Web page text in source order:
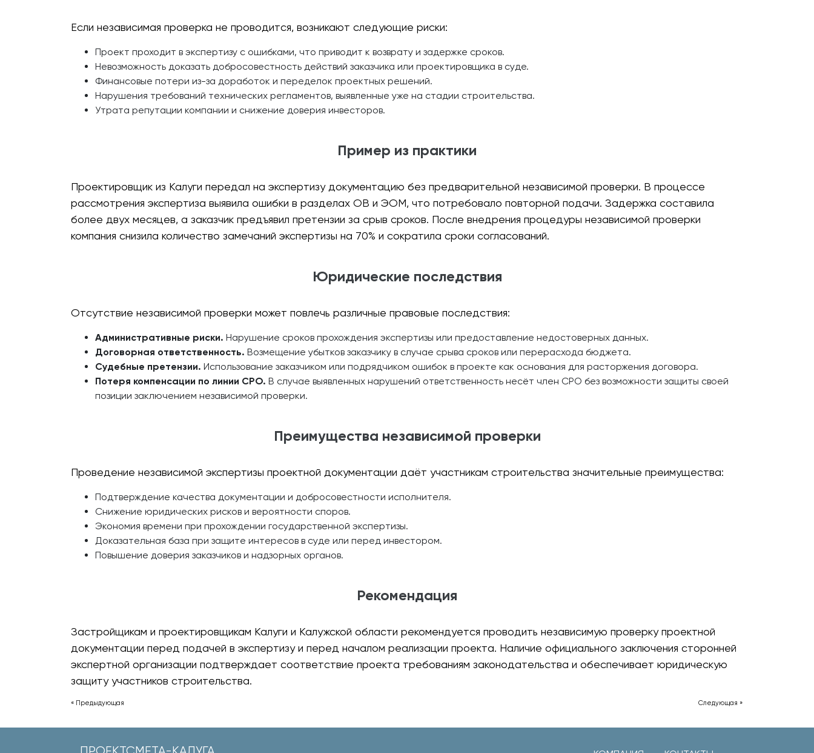
Если независимая проверка не проводится, возникают следующие риски:
Проект проходит в экспертизу с ошибками, что приводит к возврату и задержке сроков.
Невозможность доказать добросовестность действий заказчика или проектировщика в суде.
Финансовые потери из-за доработок и переделок проектных решений.
Нарушения требований технических регламентов, выявленные уже на стадии строительства.
Утрата репутации компании и снижение доверия инвесторов.
Пример из практики
Проектировщик из Калуги передал на экспертизу документацию без предварительной независимой проверки. В процессе
рассмотрения экспертиза выявила ошибки в разделах ОВ и ЭОМ, что потребовало повторной подачи. Задержка составила
более двух месяцев, а заказчик предъявил претензии за срыв сроков. После внедрения процедуры независимой проверки
компания снизила количество замечаний экспертизы на 70% и сократила сроки согласований.
Юридические последствия
Отсутствие независимой проверки может повлечь различные правовые последствия:
Административные риски. Нарушение сроков прохождения экспертизы или предоставление недостоверных данных.
Договорная ответственность. Возмещение убытков заказчику в случае срыва сроков или перерасхода бюджета.
Судебные претензии. Использование заказчиком или подрядчиком ошибок в проекте как основания для расторжения договора.
Потеря компенсации по линии СРО. В случае выявленных нарушений ответственность несёт член СРО без возможности защиты своей
позиции заключением независимой проверки.
Преимущества независимой проверки
Проведение независимой экспертизы проектной документации даёт участникам строительства значительные преимущества:
Подтверждение качества документации и добросовестности исполнителя.
Снижение юридических рисков и вероятности споров.
Экономия времени при прохождении государственной экспертизы.
Доказательная база при защите интересов в суде или перед инвестором.
Повышение доверия заказчиков и надзорных органов.
Рекомендация
Застройщикам и проектировщикам Калуги и Калужской области рекомендуется проводить независимую проверку проектной
документации перед подачей в экспертизу и перед началом реализации проекта. Наличие официального заключения сторонней
экспертной организации подтверждает соответствие проекта требованиям законодательства и обеспечивает юридическую
защиту участников строительства.
Следующая »
« Предыдующая